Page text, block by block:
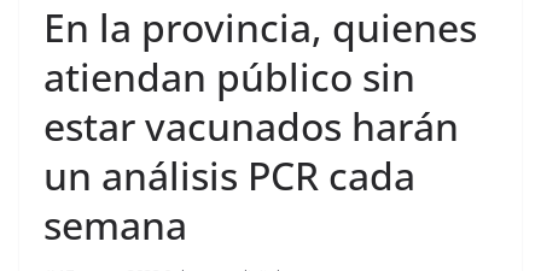
En la provincia, quienes
atiendan público sin
estar vacunados harán
un análisis PCR cada
semana